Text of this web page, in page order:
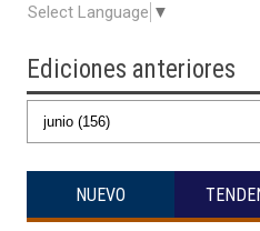
Select Language ▼
Ediciones anteriores
NUEVO